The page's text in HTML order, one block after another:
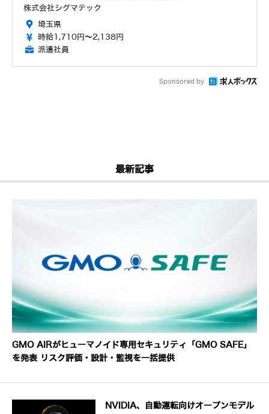
株式会社シグマテック
埼玉県
時給1,710円～2,138円
派遣社員
Sponsored by
最新記事
GMO AIRがヒューマノイド専用セキュリティ「GMO SAFE」
を発表 リスク評価・設計・監視を一括提供
NVIDIA、自動運転向けオープンモデル